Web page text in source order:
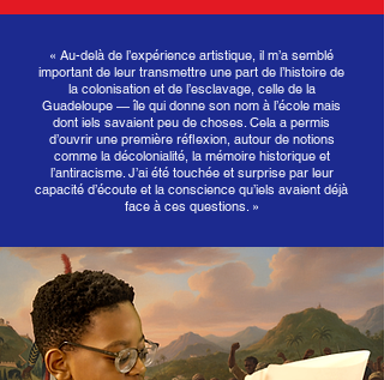
« Au-delà de l’expérience artistique, il m’a semblé
important de leur transmettre une part de l’histoire de
la colonisation et de l’esclavage, celle de la
Guadeloupe — île qui donne son nom à l’école mais
dont iels savaient peu de choses. Cela a permis
d’ouvrir une première réflexion, autour de notions
comme la décolonialité, la mémoire historique et
l’antiracisme. J’ai été touchée et surprise par leur
capacité d’écoute et la conscience qu’iels avaient déjà
face à ces questions. »